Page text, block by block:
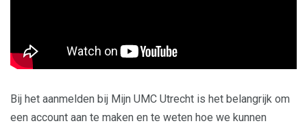
Bij het aanmelden bij Mijn UMC Utrecht is het belangrijk om
een account aan te maken en te weten hoe we kunnen